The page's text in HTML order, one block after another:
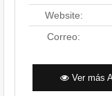
Website:
Correo:
Ver más